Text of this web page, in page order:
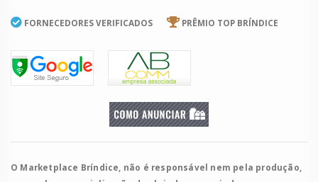
FORNECEDORES VERIFICADOS PRÊMIO TOP BRÍNDICE
O Marketplace Bríndice, não é responsável nem pela produção,